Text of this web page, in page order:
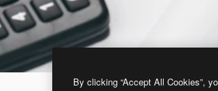
By clicking “Accept All Cookies”,